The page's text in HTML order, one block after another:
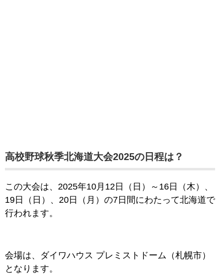
高校野球秋季北海道大会2025の日程は？
この大会は、 2025年10月12日（日）～16日（木）、
19日（日）、20日（月）の7日間にわたって北海道で
行われます。
会場は、ダイワハウス プレミストドーム（札幌市）
と なります。